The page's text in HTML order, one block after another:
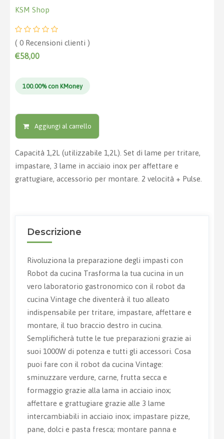
KSM Shop
( 0 Recensioni clienti )
€58,00
100.00% con KMoney
Aggiungi al carrello
Capacità 1,2L (utilizzabile 1,2L). Set di lame per tritare,
impastare, 3 lame in acciaio inox per affettare e
grattugiare, accessorio per montare. 2 velocità + Pulse.
Descrizione
Rivoluziona la preparazione degli impasti con
Robot da cucina Trasforma la tua cucina in un
vero laboratorio gastronomico con il robot da
cucina Vintage che diventerà il tuo alleato
indispensabile per tritare, impastare, affettare e
montare, il tuo braccio destro in cucina.
Semplificherà tutte le tue preparazioni grazie ai
suoi 1000W di potenza e tutti gli accessori. Cosa
puoi fare con il robot da cucina Vintage:
sminuzzare verdure, carne, frutta secca e
formaggio grazie alla lama in acciaio inox;
affettare e grattugiare grazie alle 3 lame
intercambiabili in acciaio inox; impastare pizze,
pane, dolci e pasta fresca; montare panna e